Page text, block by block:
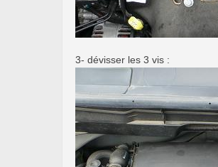
3- dévisser les 3 vis :